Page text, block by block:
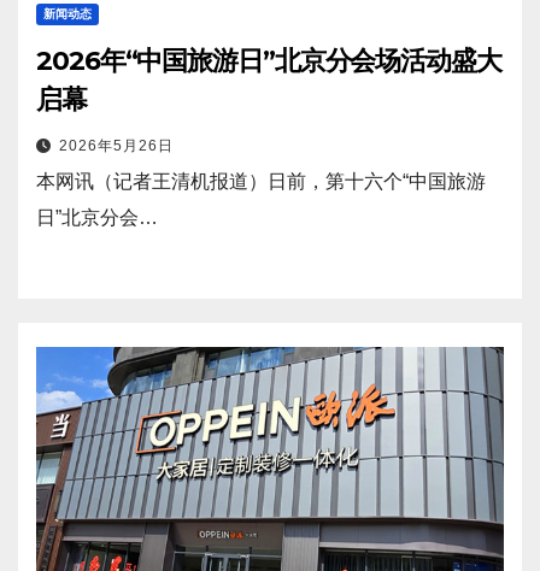
新闻动态
2026年“中国旅游日”北京分会场活动盛大
启幕
2026年5月26日
本网讯（记者王清机报道）日前，第十六个“中国旅游
日”北京分会…